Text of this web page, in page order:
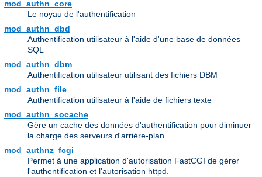
mod_authn_core
Le noyau de l'authentification
mod_authn_dbd
Authentification utilisateur à l'aide d'une base de données
SQL
mod_authn_dbm
Authentification utilisateur utilisant des fichiers DBM
mod_authn_file
Authentification utilisateur à l'aide de fichiers texte
mod_authn_socache
Gère un cache des données d'authentification pour diminuer
la charge des serveurs d'arrière-plan
mod_authnz_fcgi
Permet à une application d'autorisation FastCGI de gérer
l'authentification et l'autorisation httpd.